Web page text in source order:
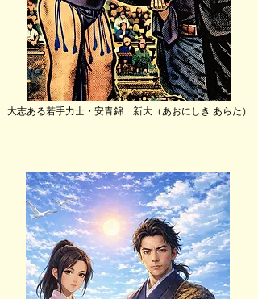
大志ある若手力士・安青錦 新大（あおにしき あらた）